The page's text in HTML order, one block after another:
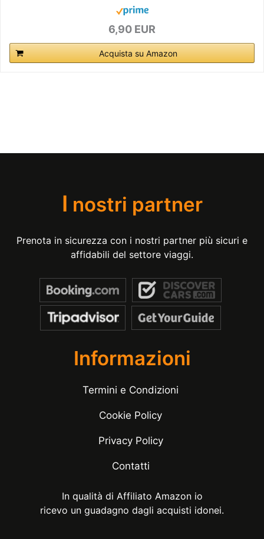
6,90 EUR
Acquista su Amazon
I nostri partner
Prenota in sicurezza con i nostri partner più sicuri e
affidabili del settore viaggi.
Informazioni
Termini e Condizioni
Cookie Policy
Privacy Policy
Contatti
In qualità di Affiliato Amazon io
ricevo un guadagno dagli acquisti idonei.